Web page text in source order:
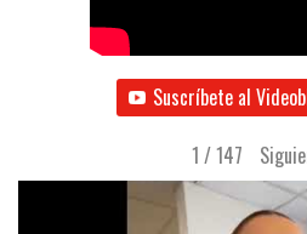
Suscríbete al
1 /147